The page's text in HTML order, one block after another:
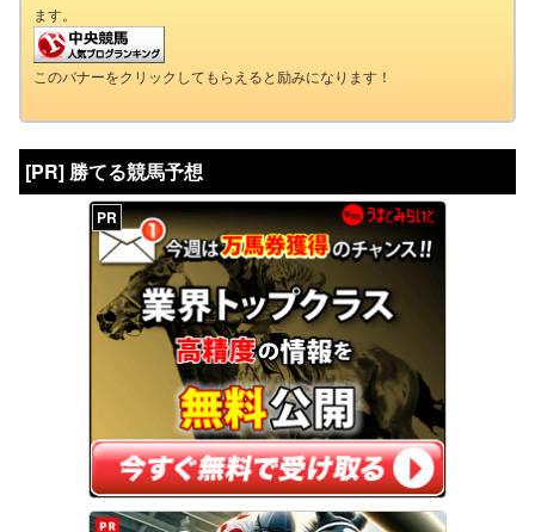
ます。
このバナーをクリックしてもらえると励みになります！
[PR] 勝てる競馬予想